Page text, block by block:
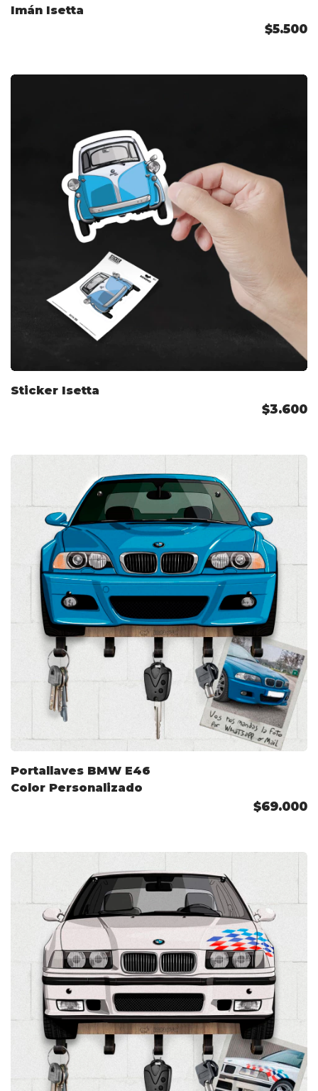
Imán Isetta
$5.500
Sticker Isetta
$3.600
Portallaves BMW E46
Color Personalizado
$69.000